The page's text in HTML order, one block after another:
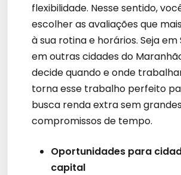
flexibilidade. Nesse sentido,
escolher as avaliações que
à sua rotina e horários. Seja em
em outras cidades do
decide quando e onde
torna esse trabalho perfeito
busca renda extra sem
compromissos de tempo.
Oportunidades para
capital